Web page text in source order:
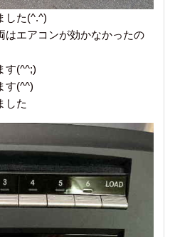
した(^.^)
はエアコンが効かなかったの
す(^^;)
す(^^)
した